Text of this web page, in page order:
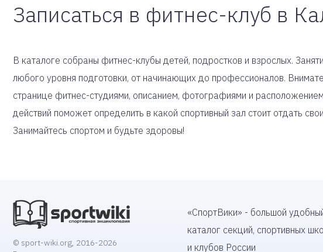
Записаться в фитнес-клуб в
В каталоге собраны фитнес-клубы детей, подростков и взрослых.
любого уровня подготовки, от начинающих до профессионалов.
странице фитнес-студиями, описанием, фотографиями и
действий поможет определить в какой спортивный зал стоит отдать
Занимайтесь спортом и будьте здоровы!
© sport-wiki.org, 2016-2026
«СпортВики» - большой
каталог секций, спортивных
и клубов России